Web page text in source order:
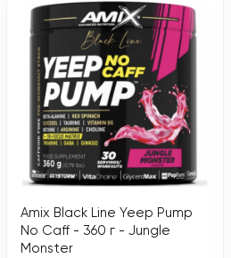
Amix Black Line Yeep Pump
No Caff - 360 г - Jungle
Monster